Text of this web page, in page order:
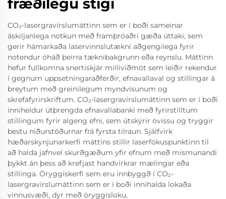
fræðilegu stigi
CO₂-lasergravírslumáttinn sem er í boði sameinar
áskiljanlega notkun með framþróaðri gæða úttaki, sem
gerir hámarkaða laservinnslutækni aðgengilega fyrir
notendur óháð þeirra tæknibakgrunn eða reynslu. Máttinn
hefur fullkomna snertiskjár milliviðmót sem leiðir rekendur
í gegnum uppsetningaraðferðir, efnavallaval og stillingar á
breytum með greinilegum myndvísunum og
skrefafyrirskriftum. CO₂-lasergravírslumáttinn sem er í boði
inniheldur útþrengda efnavallabanki með fyrirstilltum
stillingum fyrir algeng efni, sem útskýrir óvissu og tryggir
bestu niðurstöðurnar frá fyrsta tilraun. Sjálfvirk
hæðarskynjunarkerfi máttins stillir laserfókuspunktinn til
að halda jafnvel skurðgæðum yfir efnum með mismunandi
þykkt án þess að krefjast handvirkrar mælingar eða
stillinga. Öryggiskerfi sem eru innbyggð í CO₂-
lasergravírslumáttinn sem er í boði innihalda lokaða
vinnusvæði, dyr með öryggisloku,